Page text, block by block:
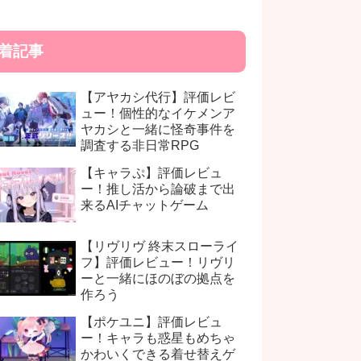
記事
【アヤカシ代行】評価レビ
ュー！個性的なイケメンア
ヤカシと一緒に怪奇事件を
調査する非日常RPG
【キャラぷ】評価レビュ
ー！推し活から論破まで出
来るAIチャットゲーム
【リヴリヴ 終末スローライ
フ】評価レビュー！リヴリ
ーと一緒にほのぼの拠点を
作ろう
【ポケユニ】評価レビュ
ー！キャラも惑星もめちゃ
かわいくできる着せ替えゲ